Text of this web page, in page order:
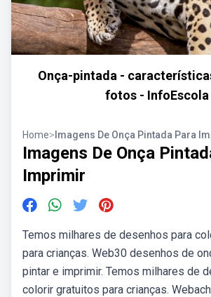
Onça-pintada -
fotos - InfoEscola
Home> Imagens De Onça Pintada Para
Imagens De Onça
Imprimir
Temos milhares de desenhos para
para crianças. Web30 desenhos de
pintar e imprimir. Temos milhares de
colorir gratuitos para crianças.